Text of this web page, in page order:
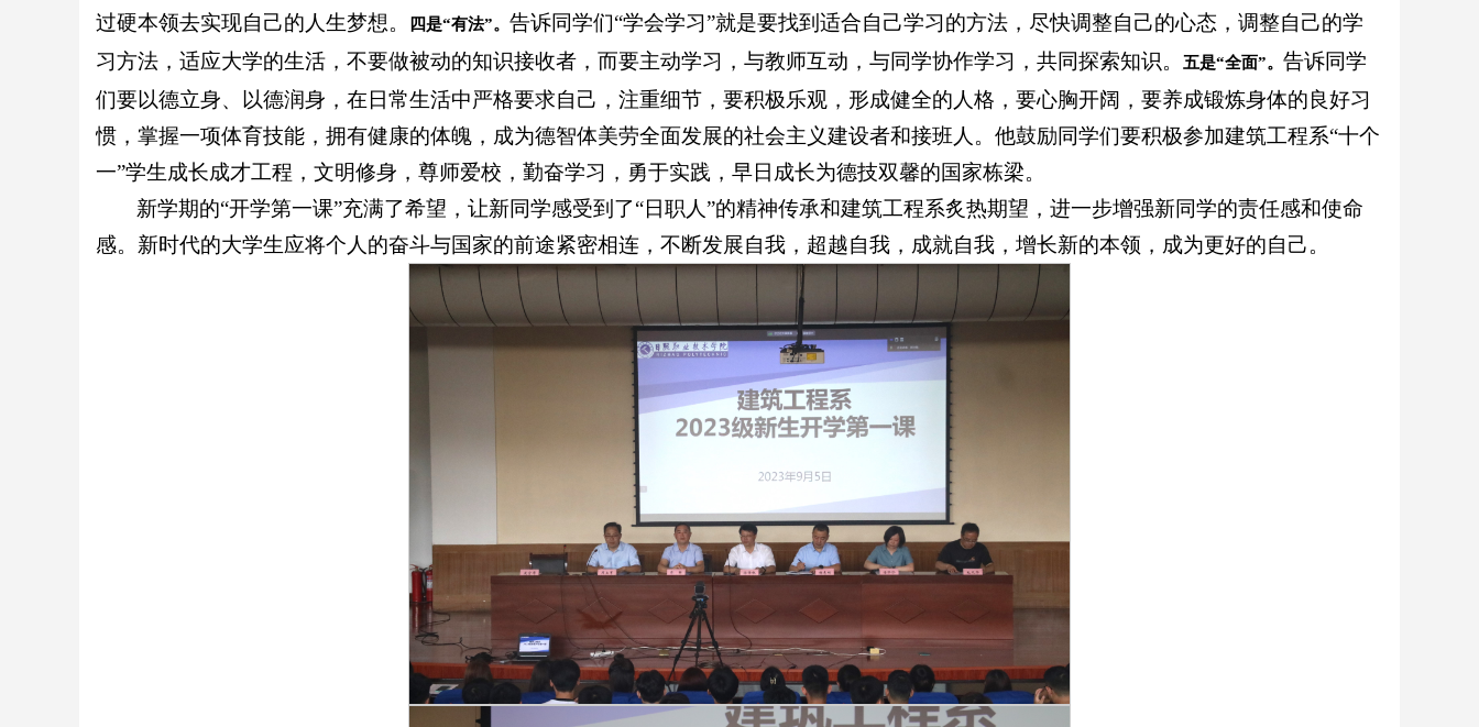
过硬本领去实现自己的人生梦想。
四是“有法”。 告诉同学们“学会学习”就是要找到适合自己学习的方法，尽快调整自己的心态，调整自己的学
习方法，适应大学的生活，不要做被动的知识接收者，而要主动学习，与教师互动，与同学协作学习，共同探索知识。
五是“全面”。 告诉同学
们要以德立身、以德润身，在日常生活中严格要求自己，注重细节，要积极乐观，形成健全的人格，要心胸开阔，要养成锻炼身体的良好习
惯，掌握一项体育技能，拥有健康的体魄，成为德智体美劳全面发展的社会主义建设者和接班人。他鼓励同学们要积极参加建筑工程系“十个
一”学生成长成才工程，文明修身，尊师爱校，勤奋学习，勇于实践，早日成长为德技双馨的国家栋梁。
新学期的“开学第一课”充满了希望，让新同学感受到了“日职人”的精神传承和建筑工程系炙热期望，进一步增强新同学的责任感和使命
感。新时代的大学生应将个人的奋斗与国家的前途紧密相连，不断发展自我，超越自我，成就自我，增长新的本领，成为更好的自己。